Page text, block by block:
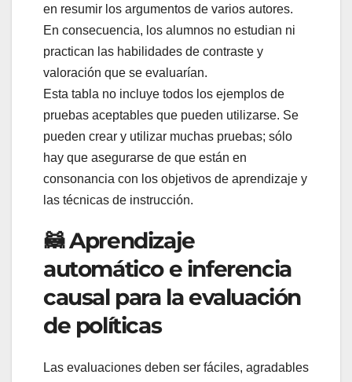
en resumir los argumentos de varios autores.
En consecuencia, los alumnos no estudian ni
practican las habilidades de contraste y
valoración que se evaluarían.
Esta tabla no incluye todos los ejemplos de
pruebas aceptables que pueden utilizarse. Se
pueden crear y utilizar muchas pruebas; sólo
hay que asegurarse de que están en
consonancia con los objetivos de aprendizaje y
las técnicas de instrucción.
🦝 Aprendizaje
automático e inferencia
causal para la evaluación
de políticas
Las evaluaciones deben ser fáciles, agradables